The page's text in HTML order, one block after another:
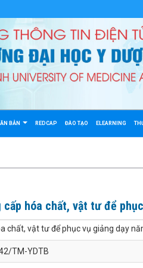
BẢN REDCAP ĐÀO TẠO ELEARNING
hóa chất, vật tư để
chất, vật tư để phục vụ giảng dạy
TM-YDTB